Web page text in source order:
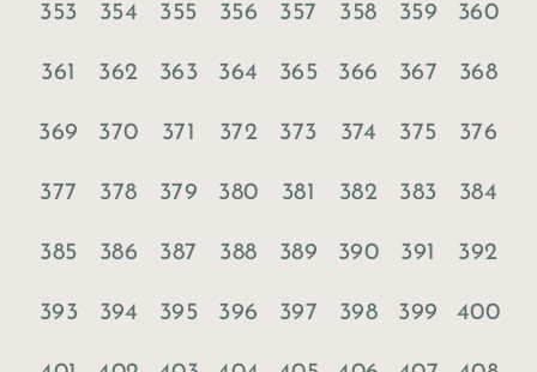
353 354 355 356 357 358 359 360
361 362 363 364 365 366 367 368
369 370 371 372 373 374 375 376
377 378 379 380 381 382 383 384
385 386 387 388 389 390 391 392
393 394 395 396 397 398 399 400